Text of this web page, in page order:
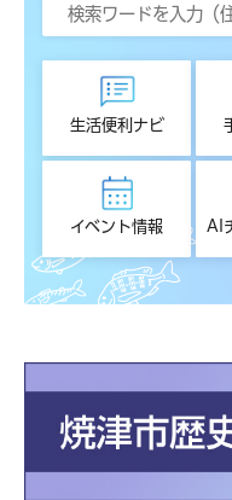
生活便利ナビ
イベント情報 AI